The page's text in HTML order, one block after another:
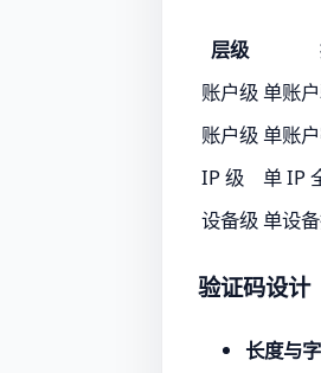
层级
账户级单账
账户级单账
IP 级
单 IP
设备级单设
验证码设计
长度与